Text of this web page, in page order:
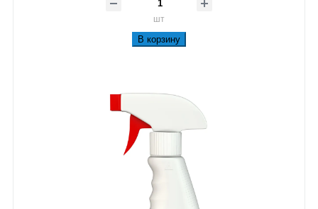
шт
В корзину